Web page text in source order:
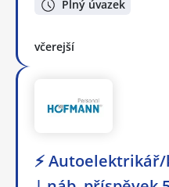
Plný úvazek
včerejší
⚡